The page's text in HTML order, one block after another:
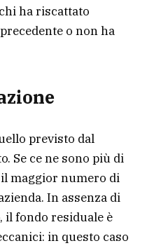
ha riscattato
o non ha
previsto dal
Se ce ne sono più di
maggior numero di
In assenza di
il fondo residuale è
in questo caso